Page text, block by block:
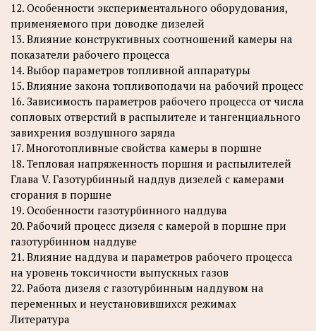
12. Особенности экспериментального оборудования,
применяемого при доводке дизелей
13. Влияние конструктивных соотношений камеры на
показатели рабочего процесса
14. Выбор параметров топливной аппаратуры
15. Влияние закона топливоподачи на рабочий процесс
16. Зависимость параметров рабочего процесса от числа
сопловых отверстий в распылителе и тангенциального
завихрения воздушного заряда
17. Многотопливные свойства камеры в поршне
18. Тепловая напряженность поршня и распылителей
Глава V. Газотурбинный наддув дизелей с камерами
сгорания в поршне
19. Особенности газотурбинного наддува
20. Рабочий процесс дизеля с камерой в поршне при
газотурбинном наддуве
21. Влияние наддува и параметров рабочего процесса
на уровень токсичности выпускных газов
22. Работа дизеля с газотурбинным наддувом на
переменных и неустановившихся режимах
Литература